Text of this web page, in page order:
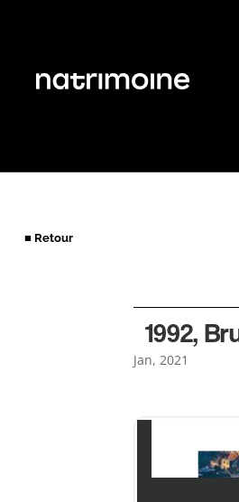
■ Retour
1992,
Jan, 2021